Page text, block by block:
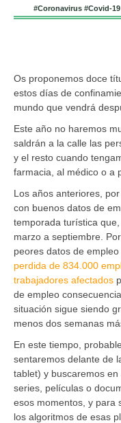
#Coronavirus #Covid-
Os proponemos doce
estos días de
mundo que vendrá
Este año no haremos
saldrán a la calle las
y el resto cuando
farmacia, al médico o a
Los años anteriores,
con buenos datos de
temporada turística
marzo a septiembre.
peores datos de
perdida de 834.000
trabajadores afectados
de empleo
situación sigue siendo
menos dos semanas
En este tiempo,
sentaremos delante de
tablet) y buscaremos
series, películas o
esos momentos, y para
los algoritmos de esas